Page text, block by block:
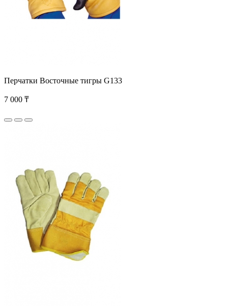
Перчатки Восточные тигры G133
7 000 ₸